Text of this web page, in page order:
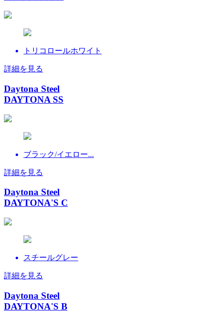
トリコロールホワイト
詳細を見る
Daytona Steel
DAYTONA SS
ブラック/イエロー...
詳細を見る
Daytona Steel
DAYTONA'S C
スチールグレー
詳細を見る
Daytona Steel
DAYTONA'S B